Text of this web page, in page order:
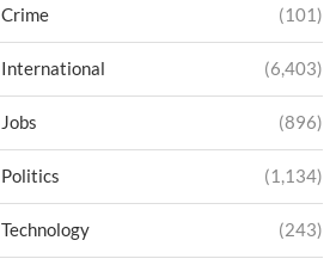
Crime (101)
International (6,403)
Jobs (896)
Politics (1,134)
Technology (243)